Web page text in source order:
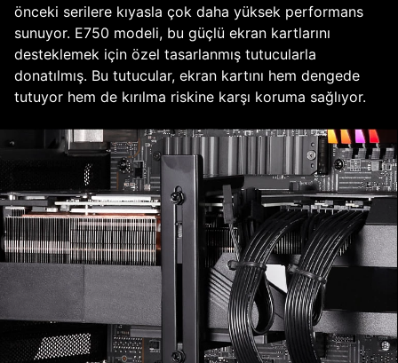
önceki serilere kıyasla çok daha yüksek performans
sunuyor. E750 modeli, bu güçlü ekran kartlarını
desteklemek için özel tasarlanmış tutucularla
donatılmış. Bu tutucular, ekran kartını hem dengede
tutuyor hem de kırılma riskine karşı koruma sağlıyor.